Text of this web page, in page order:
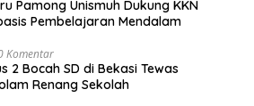
Pamong Unismuh Dukung KKN
Pembelajaran Mendalam
Komentar
2 Bocah SD di Bekasi Tewas
Renang Sekolah